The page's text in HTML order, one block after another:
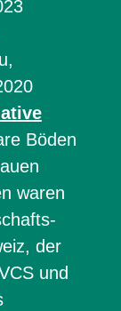
Böden
waren
der
und